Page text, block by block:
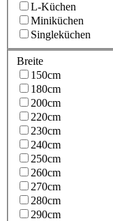
L-Küchen
Miniküchen
Singleküchen
Breite
150cm
180cm
200cm
220cm
230cm
240cm
250cm
260cm
270cm
280cm
290cm